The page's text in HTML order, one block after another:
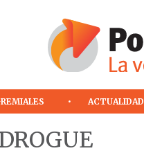
ACTUALIDAD